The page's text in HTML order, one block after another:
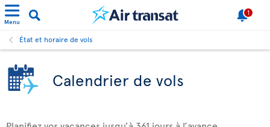
Menu
1
État et horaire de vols
Calendrier de vols